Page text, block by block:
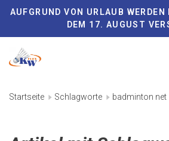
AUFGRUND VON URLAUB
DEM 17. AUGUST
Startseite Schlagworte badminton net